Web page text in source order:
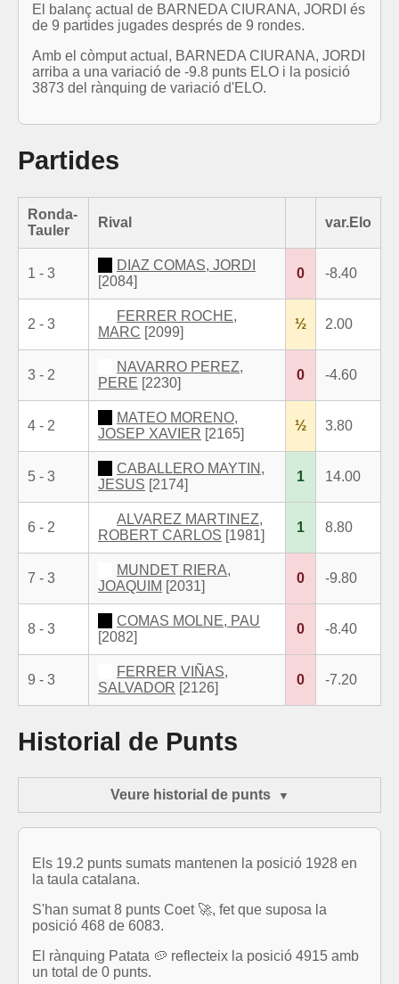
El balanç actual de BARNEDA CIURANA, JORDI és
de 9 partides jugades després de 9 rondes.
Amb el còmput actual, BARNEDA CIURANA, JORDI
arriba a una variació de -9.8 punts ELO i la posició
3873 del rànquing de variació d'ELO.
Partides
Ronda-
Tauler
Rival var.Elo
1 - 3
DIAZ COMAS, JORDI
[2084]
0 -8.40
2 - 3
FERRER ROCHE,
MARC [2099]
½ 2.00
3 - 2
NAVARRO PEREZ,
PERE [2230]
0 -4.60
4 - 2
MATEO MORENO,
JOSEP XAVIER [2165]
½ 3.80
5 - 3
CABALLERO MAYTIN,
JESUS [2174]
1 14.00
6 - 2
ALVAREZ MARTINEZ,
ROBERT CARLOS [1981]
1 8.80
7 - 3
MUNDET RIERA,
JOAQUIM [2031]
0 -9.80
8 - 3
COMAS MOLNE, PAU
[2082]
0 -8.40
9 - 3
FERRER VIÑAS,
SALVADOR [2126]
0 -7.20
Historial de Punts
Veure historial de punts
Els 19.2 punts sumats mantenen la posició 1928 en
la taula catalana.
S'han sumat 8 punts Coet 🚀, fet que suposa la
posició 468 de 6083.
El rànquing Patata 🥔 reflecteix la posició 4915 amb
un total de 0 punts.